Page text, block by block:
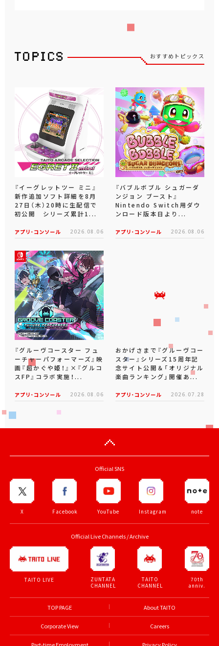
おすすめトピックス
『イーグレットツー ミニ』
新作追加ソフト詳細を8月
27日（木）20時に生配信で
初公開 シリーズ累計1...
アプリ･コンソール 2026.08.06
『バブルボブル シュガーダ
ンジョン ブースト』
Nintendo Switch用ダウ
ンロード版本日より...
アプリ･コンソール 2026.08.06
『グルーヴコースター フュ
ーチャーパフォーマーズ』映
画『超かぐや姫！』×『グルコ
スFP』コラボ実施！...
アプリ･コンソール 2026.08.06
おかげさまで『グルーヴコー
スター』シリーズ15周年記
念サイト公開＆「オリジナル
楽曲ランキング」開催あ...
アプリ･コンソール 2026.07.28
Official SNS
X Facebook YouTube Instagram note
Official Live Channels / Archive
TAITO LIVE
ZUNTATA
CHANNEL
TAITO
CHANNEL
70th
anniv.
TOP PAGE About TAITO
Corporate View Careers